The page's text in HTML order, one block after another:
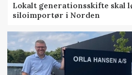
Lokalt generationsskifte skal
siloimportør i Norden